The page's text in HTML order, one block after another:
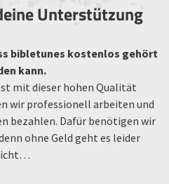
Unterstützung
bibletunes kostenlos gehört
kann.
mit dieser hohen Qualität
wir professionell arbeiten und
bezahlen. Dafür benötigen wir
ohne Geld geht es leider